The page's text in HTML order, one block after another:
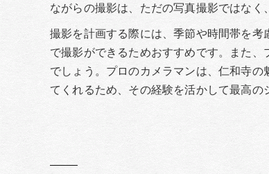
ながらの撮影は、ただの写真撮影ではなく
撮影を計画する際には、季節や時間帯を
で撮影ができるためおすすめです。また
でしょう。プロのカメラマンは、仁和寺
てくれるため、その経験を活かして最高の